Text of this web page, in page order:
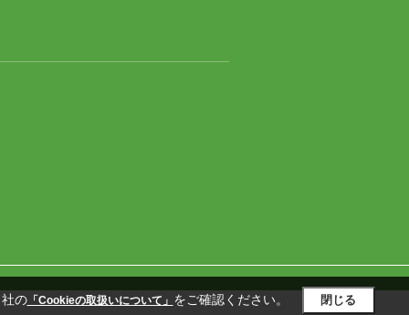
の「Cookieの取扱いについて」 をご確認ください。 閉じる